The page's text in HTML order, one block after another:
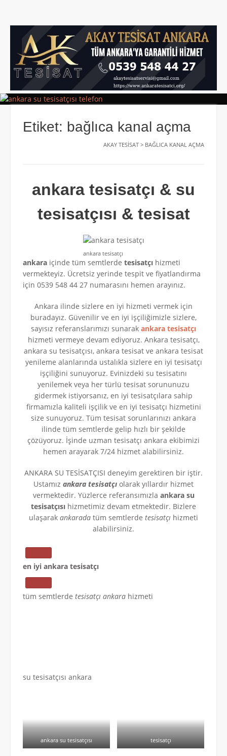
Etiket: bağlıca kanal açma
AKAY TESISAT > BAĞLICA KANAL AÇMA
ankara tesisatçı & su
tesisatçısı & tesisat
ankara tesisatçı
ankara içinde tüm semtlerde tesisatçı hizmeti
vermekteyiz. Ücretsiz yerinde tespit ve fiyatlandırma
için 0539 548 44 27 numarasını hemen arayınız.
Ankara ilinde sizlere en iyi hizmeti vermek için
buradayız. Güvenilir ve en iyi işçiliğimizle sizlere,
sayısız referanslarımızı sunarak ankara tesisatçı
hizmeti vermeye devam ediyoruz. Ankara tesisatçı,
ankara su tesisatçısı, ankara tesisat ve ankara tesisat
yenileme alanlarında ustalıkla sizlere en iyi tesisatçı
işçiliğini sunuyoruz. Evinizdeki su tesisatını
yenilemek veya her türlü tesisat sorununuzu
gidermek istiyorsanız, en iyi tesisatçılara sahip
firmamızla kaliteli işçilik ve en iyi tesisatçı hizmetini
size sunuyoruz. Tüm tesisat sorunlarınızı ankara
ilinde tüm semtlerde gelip hızlı bir şekilde
çözüyoruz. İşinde uzman tesisatçı ankara ekibimizi
hemen arayarak 7/24 hizmet alabilirsiniz.
ANKARA SU TESİSATÇISI deneyim gerektiren bir iştir.
Ustamız ankara tesisatçı olarak yıllardır hizmet
vermektedir. Yüzlerce referansımızla ankara su
tesisatçısı hizmetimiz devam etmektedir. Bizlere
ulaşarak ankarada tüm semtlerde tesisatçı hizmeti
alabilirsiniz.
en iyi ankara tesisatçı
tüm semtlerde tesisatçı ankara hizmeti
su tesisatçısı ankara
ankara su tesisatçısı tesisatçı